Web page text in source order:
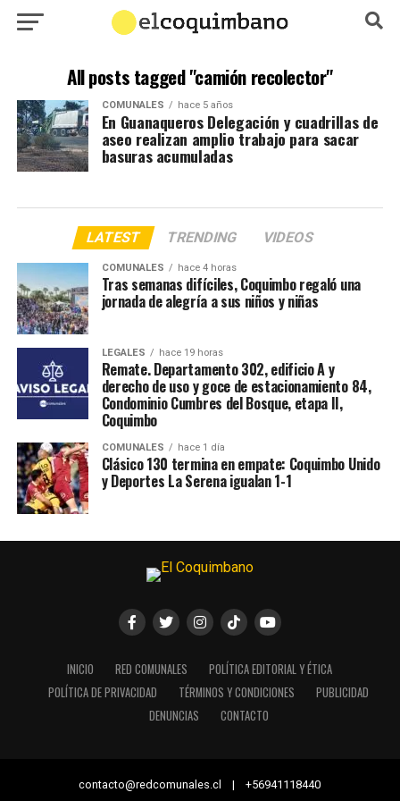
All posts tagged "camión recolector"
COMUNALES hace 5 años
En Guanaqueros Delegación y cuadrillas de
aseo realizan amplio trabajo para sacar
basuras acumuladas
LATEST TRENDING VIDEOS
COMUNALES hace 4 horas
Tras semanas difíciles, Coquimbo regaló una
jornada de alegría a sus niños y niñas
LEGALES hace 19 horas
Remate. Departamento 302, edificio A y
derecho de uso y goce de estacionamiento 84,
Condominio Cumbres del Bosque, etapa II,
Coquimbo
COMUNALES hace 1 día
Clásico 130 termina en empate: Coquimbo Unido
y Deportes La Serena igualan 1-1
INICIO RED COMUNALES
POLÍTICA EDITORIAL Y ÉTICA
POLÍTICA DE PRIVACIDAD
TÉRMINOS Y CONDICIONES
PUBLICIDAD
DENUNCIAS
CONTACTO
contacto@redcomunales.cl | +56941118440